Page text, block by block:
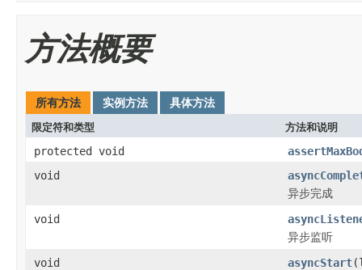
方法概要
所有方法 实例方法 具体方法
限定符和类型 方法和说明
protected void
void
异步完成
void
异步监听
void
asyncStart